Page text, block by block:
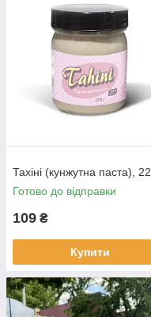
Тахіні (кунжутна паста),
Готово до відправки
109 ₴
Купити